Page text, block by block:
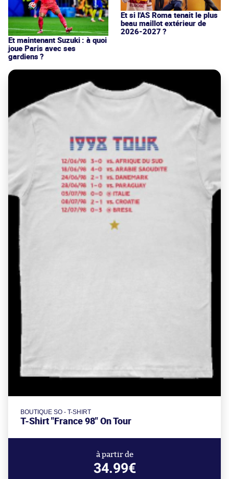
Et maintenant Suzuki : à quoi
joue Paris avec ses
gardiens ?
Et si l'AS Roma tenait le plus
beau maillot extérieur de
2026-2027 ?
BOUTIQUE SO - T-SHIRT
T-Shirt "France 98" On Tour
à partir de
34.99€